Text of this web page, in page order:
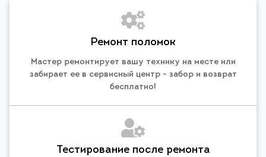
Ремонт поломок
Мастер ремонтирует вашу технику на месте или
забирает ее в сервисный центр - забор и возврат
бесплатно!
Тестирование после ремонта